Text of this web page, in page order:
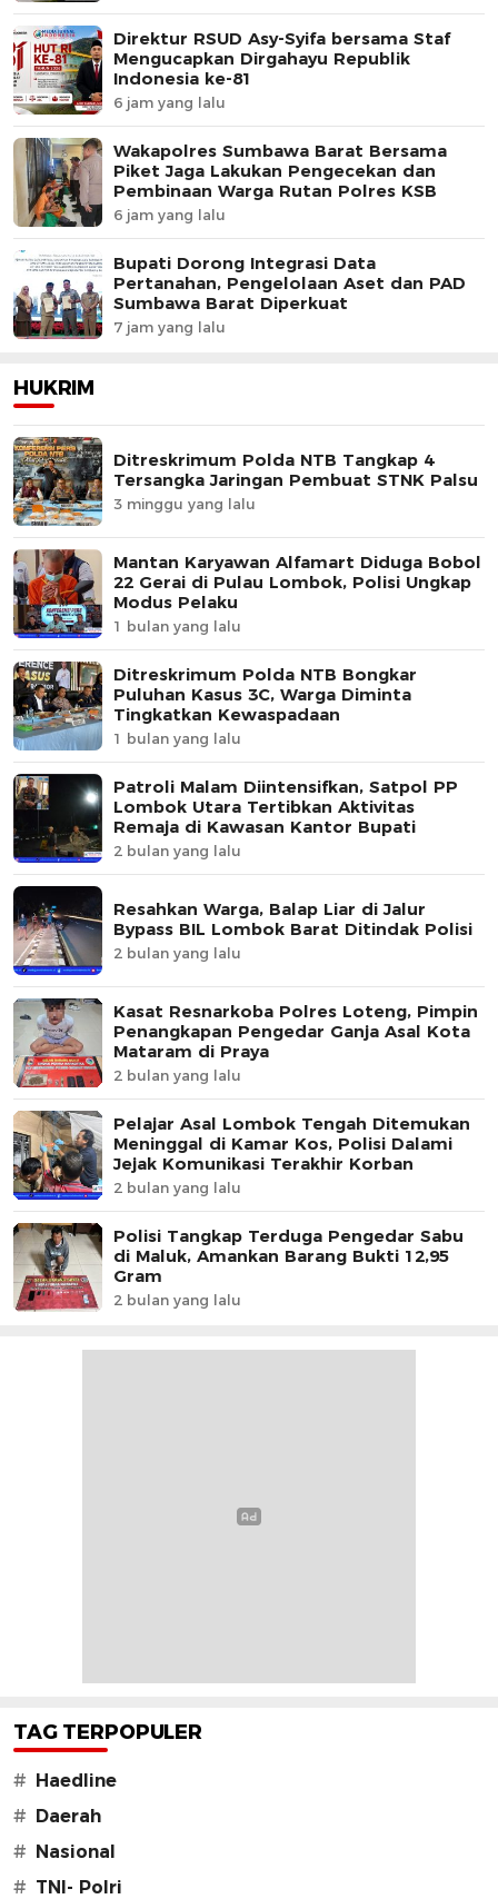
Direktur RSUD Asy-Syifa bersama Staf
Mengucapkan Dirgahayu Republik
Indonesia ke-81
6 jam yang lalu
Wakapolres Sumbawa Barat Bersama
Piket Jaga Lakukan Pengecekan dan
Pembinaan Warga Rutan Polres KSB
6 jam yang lalu
Bupati Dorong Integrasi Data
Pertanahan, Pengelolaan Aset dan PAD
Sumbawa Barat Diperkuat
7 jam yang lalu
HUKRIM
Ditreskrimum Polda NTB Tangkap 4
Tersangka Jaringan Pembuat STNK Palsu
3 minggu yang lalu
Mantan Karyawan Alfamart Diduga Bobol
22 Gerai di Pulau Lombok, Polisi Ungkap
Modus Pelaku
1 bulan yang lalu
Ditreskrimum Polda NTB Bongkar
Puluhan Kasus 3C, Warga Diminta
Tingkatkan Kewaspadaan
1 bulan yang lalu
Patroli Malam Diintensifkan, Satpol PP
Lombok Utara Tertibkan Aktivitas
Remaja di Kawasan Kantor Bupati
2 bulan yang lalu
Resahkan Warga, Balap Liar di Jalur
Bypass BIL Lombok Barat Ditindak Polisi
2 bulan yang lalu
Kasat Resnarkoba Polres Loteng, Pimpin
Penangkapan Pengedar Ganja Asal Kota
Mataram di Praya
2 bulan yang lalu
Pelajar Asal Lombok Tengah Ditemukan
Meninggal di Kamar Kos, Polisi Dalami
Jejak Komunikasi Terakhir Korban
2 bulan yang lalu
Polisi Tangkap Terduga Pengedar Sabu
di Maluk, Amankan Barang Bukti 12,95
Gram
2 bulan yang lalu
TAG TERPOPULER
# Haedline
# Daerah
# Nasional
# TNI- Polri